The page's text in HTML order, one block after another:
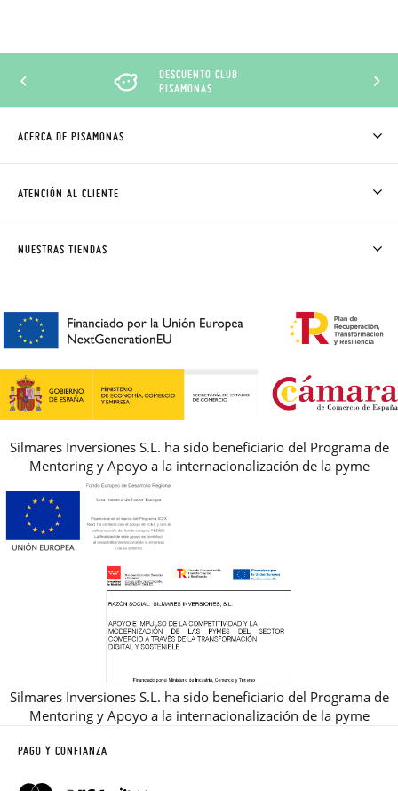
DESCUENTO CLUB
PISAMONAS
ACERCA DE PISAMONAS
CÓMO COMPRAR
AVISO LEGAL, PRIVACIDAD Y COOKIES
REBAJAS
ATENCIÓN AL CLIENTE
PREGUNTAS FRECUENTES
NUESTRAS TIENDAS
Silmares Inversiones S.L. ha sido beneficiario del Programa de
Mentoring y Apoyo a la internacionalización de la pyme
Silmares Inversiones S.L. ha sido beneficiario del Programa de
Mentoring y Apoyo a la internacionalización de la pyme
PAGO Y CONFIANZA